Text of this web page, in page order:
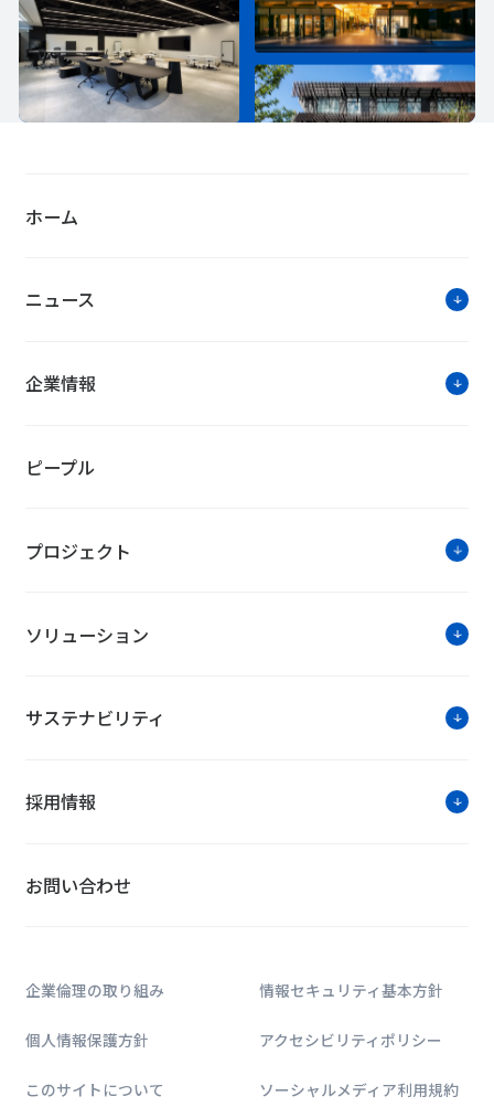
ホーム
ニュース
企業情報
ピープル
プロジェクト
ソリューション
サステナビリティ
採用情報
お問い合わせ
企業倫理の取り組み 情報セキュリティ基本方針
個人情報保護方針 アクセシビリティポリシー
このサイトについて ソーシャルメディア利用規約